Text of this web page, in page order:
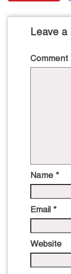
Leave a
Comment
Name *
Email *
Website